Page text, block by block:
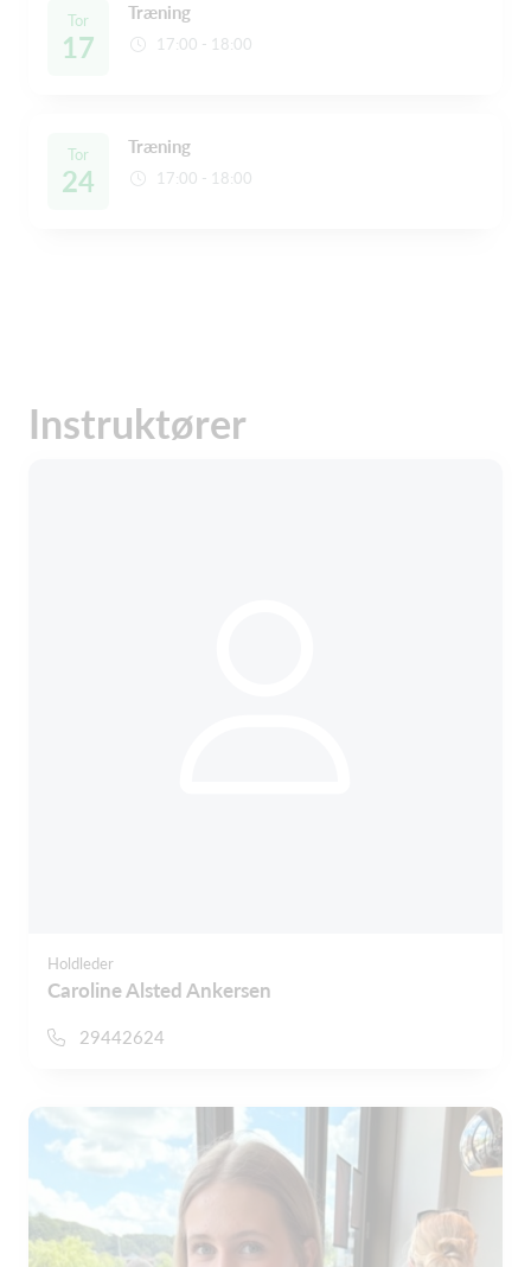
Tor
17
Træning
17:00 - 18:00
Tor
24
Træning
17:00 - 18:00
Instruktører
Holdleder
Caroline Alsted Ankersen
29442624